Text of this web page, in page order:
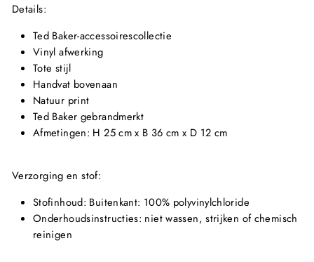
Details:
Ted Baker-accessoirescollectie
Vinyl afwerking
Tote stijl
Handvat bovenaan
Natuur print
Ted Baker gebrandmerkt
Afmetingen: H 25 cm x B 36 cm x D 12 cm
Verzorging en stof:
Stofinhoud: Buitenkant: 100% polyvinylchloride
Onderhoudsinstructies: niet wassen, strijken of chemisch
reinigen